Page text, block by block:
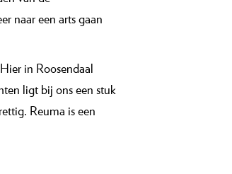
naar een arts gaan
in Roosendaal
ligt bij ons een stuk
Reuma is een